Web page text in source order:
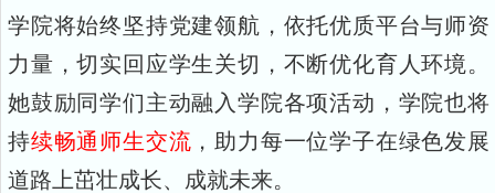
学院将始终坚持党建领航，依托优质平台与师资
力量，切实回应学生关切，不断优化育人环境。
她鼓励同学们主动融入学院各项活动，学院也将
持续畅通师生交流 ，助力每一位学子在绿色发展
道路上茁壮成长、成就未来。